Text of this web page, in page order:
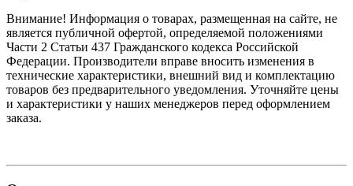
Внимание! Информация о товарах, размещенная на сайте, не
является публичной офертой, определяемой положениями
Части 2 Статьи 437 Гражданского кодекса Российской
Федерации. Производители вправе вносить изменения в
технические характеристики, внешний вид и комплектацию
товаров без предварительного уведомления. Уточняйте цены
и характеристики у наших менеджеров перед оформлением
заказа.